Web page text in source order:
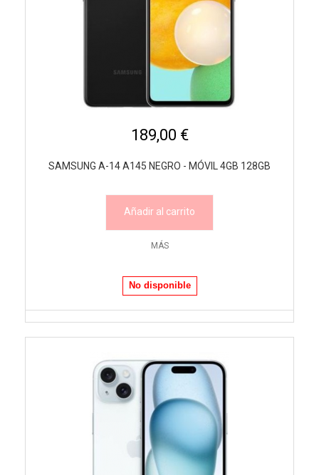
189,00 €
SAMSUNG A-14 A145 NEGRO - MÓVIL 4GB 128GB
Añadir al carrito
MÁS
No disponible